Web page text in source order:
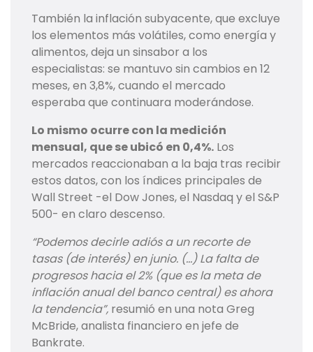
También la inflación subyacente, que excluye
los elementos más volátiles, como energía y
alimentos, deja un sinsabor a los
especialistas: se mantuvo sin cambios en 12
meses, en 3,8%, cuando el mercado
esperaba que continuara moderándose.
Lo mismo ocurre con la medición
mensual, que se ubicó en 0,4%. Los
mercados reaccionaban a la baja tras recibir
estos datos, con los índices principales de
Wall Street -el Dow Jones, el Nasdaq y el S&P
500- en claro descenso.
“Podemos decirle adiós a un recorte de
tasas (de interés) en junio. (…) La falta de
progresos hacia el 2% (que es la meta de
inflación anual del banco central) es ahora
la tendencia”, resumió en una nota Greg
McBride, analista financiero en jefe de
Bankrate.